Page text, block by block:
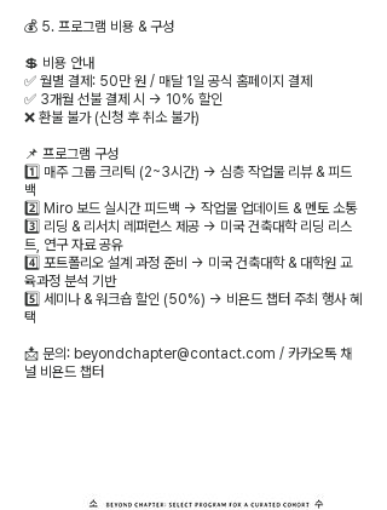
💰 5. 프로그램 비용 & 구성
💲 비용 안내
✅ 월별 결제: 50만 원 / 매달 1일 공식 홈페이지 결제
✅ 3개월 선불 결제 시 → 10% 할인
❌ 환불 불가 (신청 후 취소 불가)
📌 프로그램 구성
1️⃣ 매주 그룹 크리틱 (2~3시간) → 심층 작업물 리뷰 & 피드
백
2️⃣ Miro 보드 실시간 피드백 → 작업물 업데이트 & 멘토 소통
3️⃣ 리딩 & 리서치 레퍼런스 제공 → 미국 건축대학 리딩 리스
트, 연구 자료 공유
4️⃣ 포트폴리오 설계 과정 준비 → 미국 건축대학 & 대학원 교
육과정 분석 기반
5️⃣ 세미나 & 워크숍 할인 (50%) → 비욘드 챕터 주최 행사 혜
택
📩 문의: beyondchapter@contact.com / 카카오톡 채
널 비욘드 챕터